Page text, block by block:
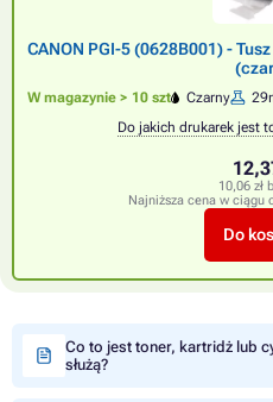
CANON PGI-5 (0628B001) -
W magazynie > 10 szt Czarny
Do jakich drukarek jest
10,06 zł
Najniższa cena w ciągu
Do
Co to jest toner, kartridż lub
służą?